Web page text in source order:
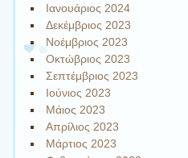
Ιανουάριος 2024
Δεκέμβριος 2023
Νοέμβριος 2023
Οκτώβριος 2023
Σεπτέμβριος 2023
Ιούνιος 2023
Μάιος 2023
Απρίλιος 2023
Μάρτιος 2023